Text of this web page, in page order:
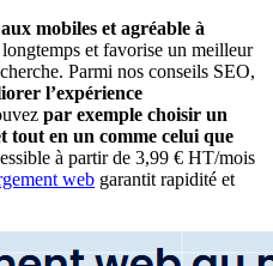
mobiles et agréable à
et favorise un meilleur
Parmi nos conseils SEO,
l’expérience
par exemple choisir un
tout en un comme celui que
à partir de 3,99 € HT/mois
web garantit rapidité et